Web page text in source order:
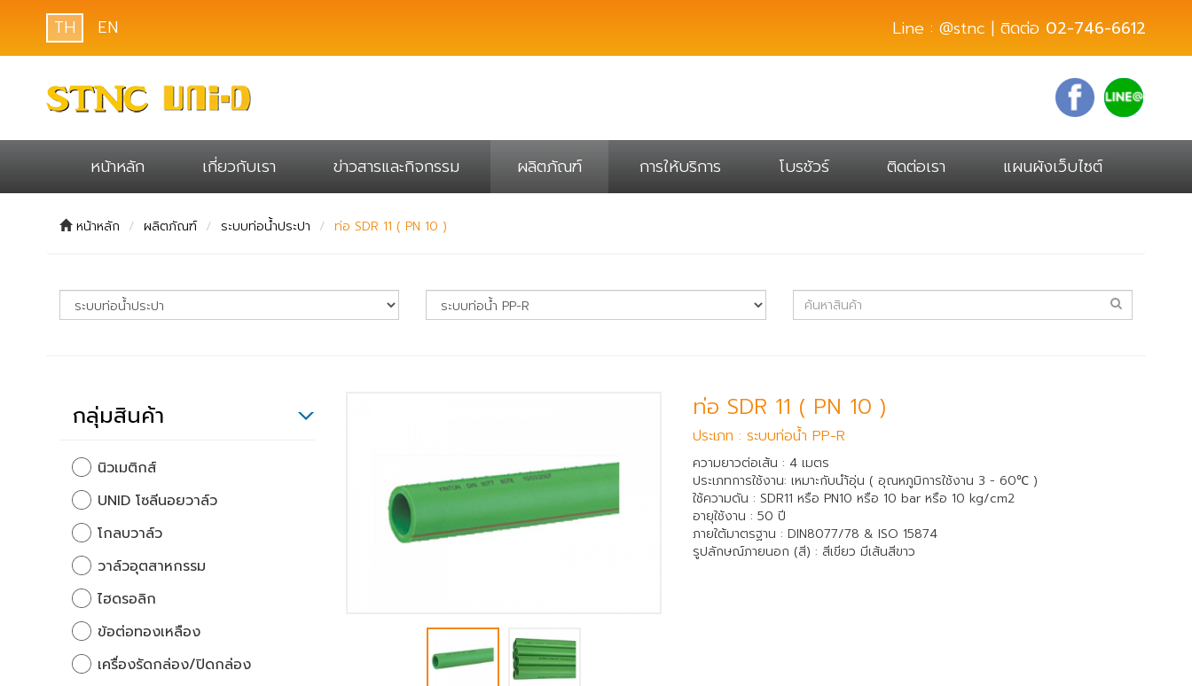
TH EN Line : @stnc | ติดต่อ 02-746-6612
หน้าหลัก เกี่ยวกับเรา ข่าวสารและกิจกรรม ผลิตภัณฑ์ การให้บริการ โบรชัวร์ ติดต่อเรา แผนผังเว็บไซต์
หน้าหลัก ผลิตภัณฑ์ ระบบท่อน้ำประปา ท่อ SDR 11 ( PN 10 )
กลุ่มสินค้า
นิวเมติกส์
UNID โซลีนอยวาล์ว
โกลบวาล์ว
วาล์วอุตสาหกรรม
ไฮดรอลิก
ข้อต่อทองเหลือง
เครื่องรัดกล่อง/ปิดกล่อง
ท่อ SDR 11 ( PN 10 )
ประเภท : ระบบท่อน้ำ PP-R
ความยาวต่อเส้น : 4 เมตร
ประเภทการใช้งาน: เหมาะกับนำ้อุ่น ( อุณหภูมิการใช้งาน 3 - 60℃ )
ใช้ความดัน : SDR11 หรือ PN10 หรือ 10 bar หรือ 10 kg/cm2
อายุใช้งาน : 50 ปี
ภายใต้มาตรฐาน : DIN8077/78 & ISO 15874
รูปลักษณ์ภายนอก (สี) : สีเขียว มีเส้นสีขาว